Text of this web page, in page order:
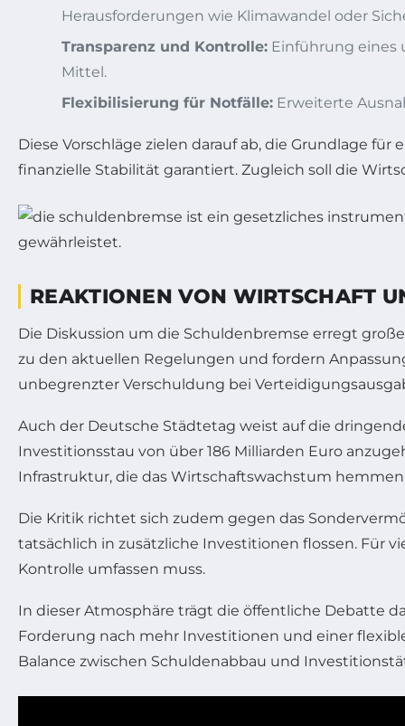
Herausforderungen wie Klimawandel oder
Transparenz und Kontrolle: Einführung eines
Mittel.
Flexibilisierung für Notfälle: Erweiterte
Diese Vorschläge zielen darauf ab, die Grundlage
finanzielle Stabilität garantiert. Zugleich soll die
REAKTIONEN VON WIRTSCHAFT
Die Diskussion um die Schuldenbremse erregt
zu den aktuellen Regelungen und fordern
unbegrenzter Verschuldung bei
Auch der Deutsche Städtetag weist auf die
Investitionsstau von über 186 Milliarden Euro
Infrastruktur, die das Wirtschaftswachstum
Die Kritik richtet sich zudem gegen das
tatsächlich in zusätzliche Investitionen flossen. Für
Kontrolle umfassen muss.
In dieser Atmosphäre trägt die öffentliche Debatte
Forderung nach mehr Investitionen und einer
Balance zwischen Schuldenabbau und